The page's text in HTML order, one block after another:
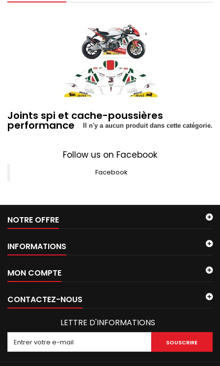
Joints spi et cache-poussières
performance Il n'y a aucun produit dans cette catégorie.
Follow us on Facebook
Facebook
NOTRE OFFRE
INFORMATIONS
MON COMPTE
CONTACTEZ-NOUS
LETTRE D'INFORMATIONS
SOUSCRIRE